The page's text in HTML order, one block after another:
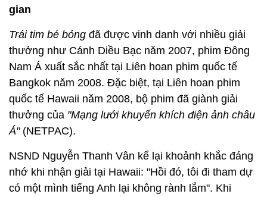
gian
Trái tim bé bỏng đã được vinh danh với nhiều giải
thưởng như Cánh Diều Bạc năm 2007, phim Đông
Nam Á xuất sắc nhất tại Liên hoan phim quốc tế
Bangkok năm 2008. Đặc biệt, tại Liên hoan phim
quốc tế Hawaii năm 2008, bộ phim đã giành giải
thưởng của "Mạng lưới khuyến khích điện ảnh châu
Á"(NETPAC).
NSND Nguyễn Thanh Vân kể lại khoảnh khắc đáng
nhớ khi nhận giải tại Hawaii: "Hồi đó, tôi đi tham dự
có một mình tiếng Anh lại không rành lắm". Khi